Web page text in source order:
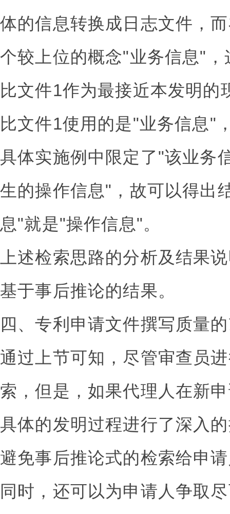
体的信息转换成日志文件，
个较上位的概念"业务信息"
比文件1作为最接近本发明的
比文件1使用的是"业务信息"
具体实施例中限定了"该业务
生的操作信息"，故可以得出
息"就是"操作信息"。
上述检索思路的分析及结果
基于事后推论的结果。
四、专利申请文件撰写质量
通过上节可知，尽管审查员
索，但是，如果代理人在新
具体的发明过程进行了深入
避免事后推论式的检索给申
同时，还可以为申请人争取